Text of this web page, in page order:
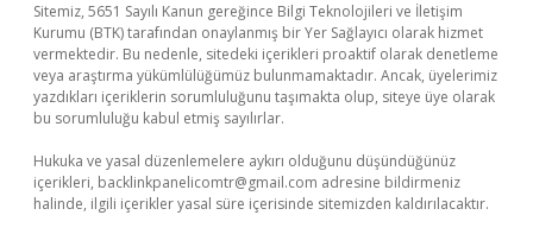
Sitemiz, 5651 Sayılı Kanun gereğince Bilgi Teknolojileri ve İletişim
Kurumu (BTK) tarafından onaylanmış bir Yer Sağlayıcı olarak hizmet
vermektedir. Bu nedenle, sitedeki içerikleri proaktif olarak denetleme
veya araştırma yükümlülüğümüz bulunmamaktadır. Ancak, üyelerimiz
yazdıkları içeriklerin sorumluluğunu taşımakta olup, siteye üye olarak
bu sorumluluğu kabul etmiş sayılırlar.
Hukuka ve yasal düzenlemelere aykırı olduğunu düşündüğünüz
içerikleri, backlinkpanelicomtr@gmail.com adresine bildirmeniz
halinde, ilgili içerikler yasal süre içerisinde sitemizden kaldırılacaktır.